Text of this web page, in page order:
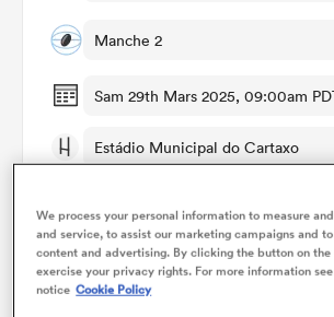
Manche 2
Sam 29th Mars 2025, 09:00am
Estádio Municipal do Cartaxo
Graphique d'évolution
We process your personal information to measure
and service, to assist our marketing campaigns and
content and advertising. By clicking the button on
exercise your privacy rights. For more information
notice Cookie Policy